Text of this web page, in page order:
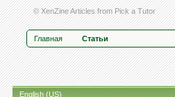
© XenZineArticlesfromPick a Tutor
Главная Статьи
English (US)